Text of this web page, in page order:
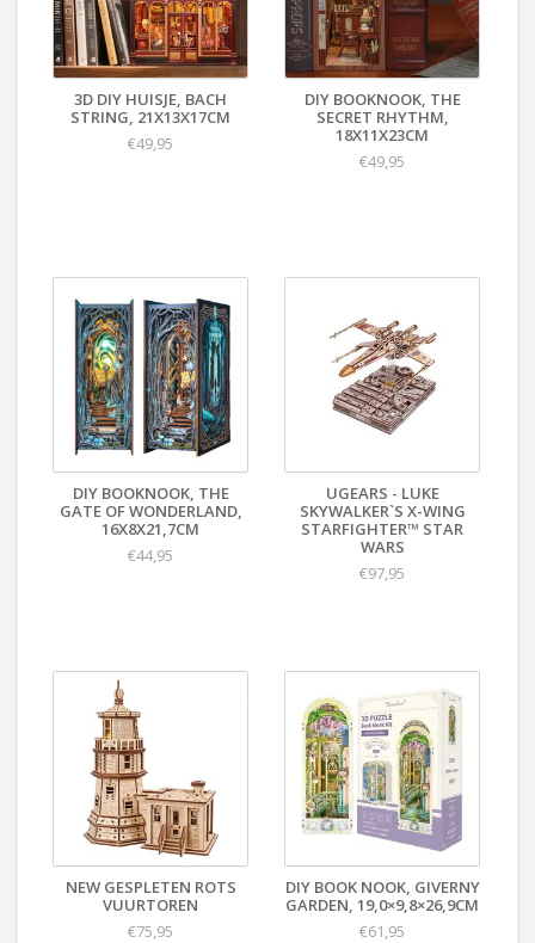
3D DIY HUISJE, BACH
STRING, 21X13X17CM
€49,95
DIY BOOKNOOK, THE
SECRET RHYTHM,
18X11X23CM
€49,95
DIY BOOKNOOK, THE
GATE OF WONDERLAND,
16X8X21,7CM
€44,95
UGEARS - LUKE
SKYWALKER`S X-WING
STARFIGHTER™ STAR
WARS
€97,95
NEW GESPLETEN ROTS
VUURTOREN
€75,95
DIY BOOK NOOK, GIVERNY
GARDEN, 19,0×9,8×26,9CM
€61,95